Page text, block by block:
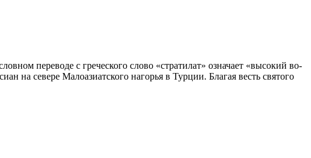
пе­ре­во­де с гре­че­ско­го сло­во «стра­ти­лат» озна­ча­ет «вы­со­кий во­
на се­ве­ре Ма­ло­ази­ат­ско­го на­го­рья в Тур­ции. Бла­гая весть свя­то­го